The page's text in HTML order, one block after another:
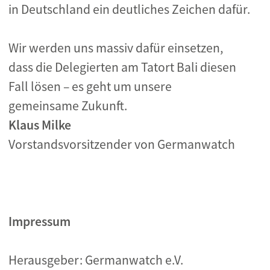
in Deutschland ein deutliches Zeichen dafür.
Wir werden uns massiv dafür einsetzen,
dass die Delegierten am Tatort Bali diesen
Fall lösen – es geht um unsere
gemeinsame Zukunft.
Klaus Milke
Vorstandsvorsitzender von Germanwatch
Impressum
Herausgeber: Germanwatch e.V.